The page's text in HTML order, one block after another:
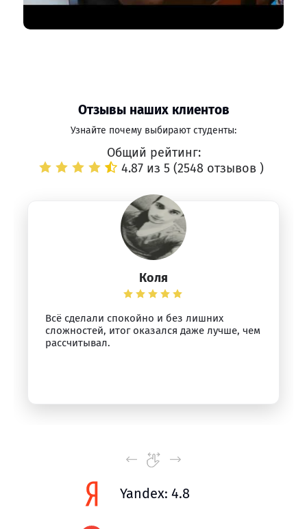
Отзывы наших клиентов
Узнайте почему выбирают студенты:
Общий рейтинг:
4.87 из 5 (2548 отзывов )
Коля
Всё сделали спокойно и без лишних
сложностей, итог оказался даже лучше, чем
рассчитывал.
Yandex: 4.8